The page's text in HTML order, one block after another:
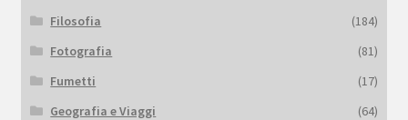
Filosofia
(184)
Fotografia
(81)
Fumetti
(17)
Geografia e Viaggi
(64)